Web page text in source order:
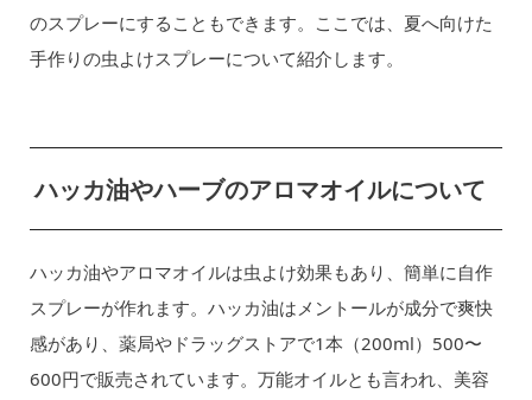
のスプレーにすることもできます。ここでは、夏へ向けた
手作りの虫よけスプレーについて紹介します。
ハッカ油やハーブのアロマオイルについて
ハッカ油やアロマオイルは虫よけ効果もあり、簡単に自作
スプレーが作れます。ハッカ油はメントールが成分で爽快
感があり、薬局やドラッグストアで1本（200ml）500〜
600円で販売されています。万能オイルとも言われ、美容